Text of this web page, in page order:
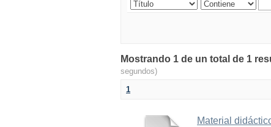
Mostrando 1 de un total de 1
segundos)
1
Material